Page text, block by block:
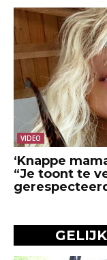
VIDEO
‘Knappe
“Je toont te